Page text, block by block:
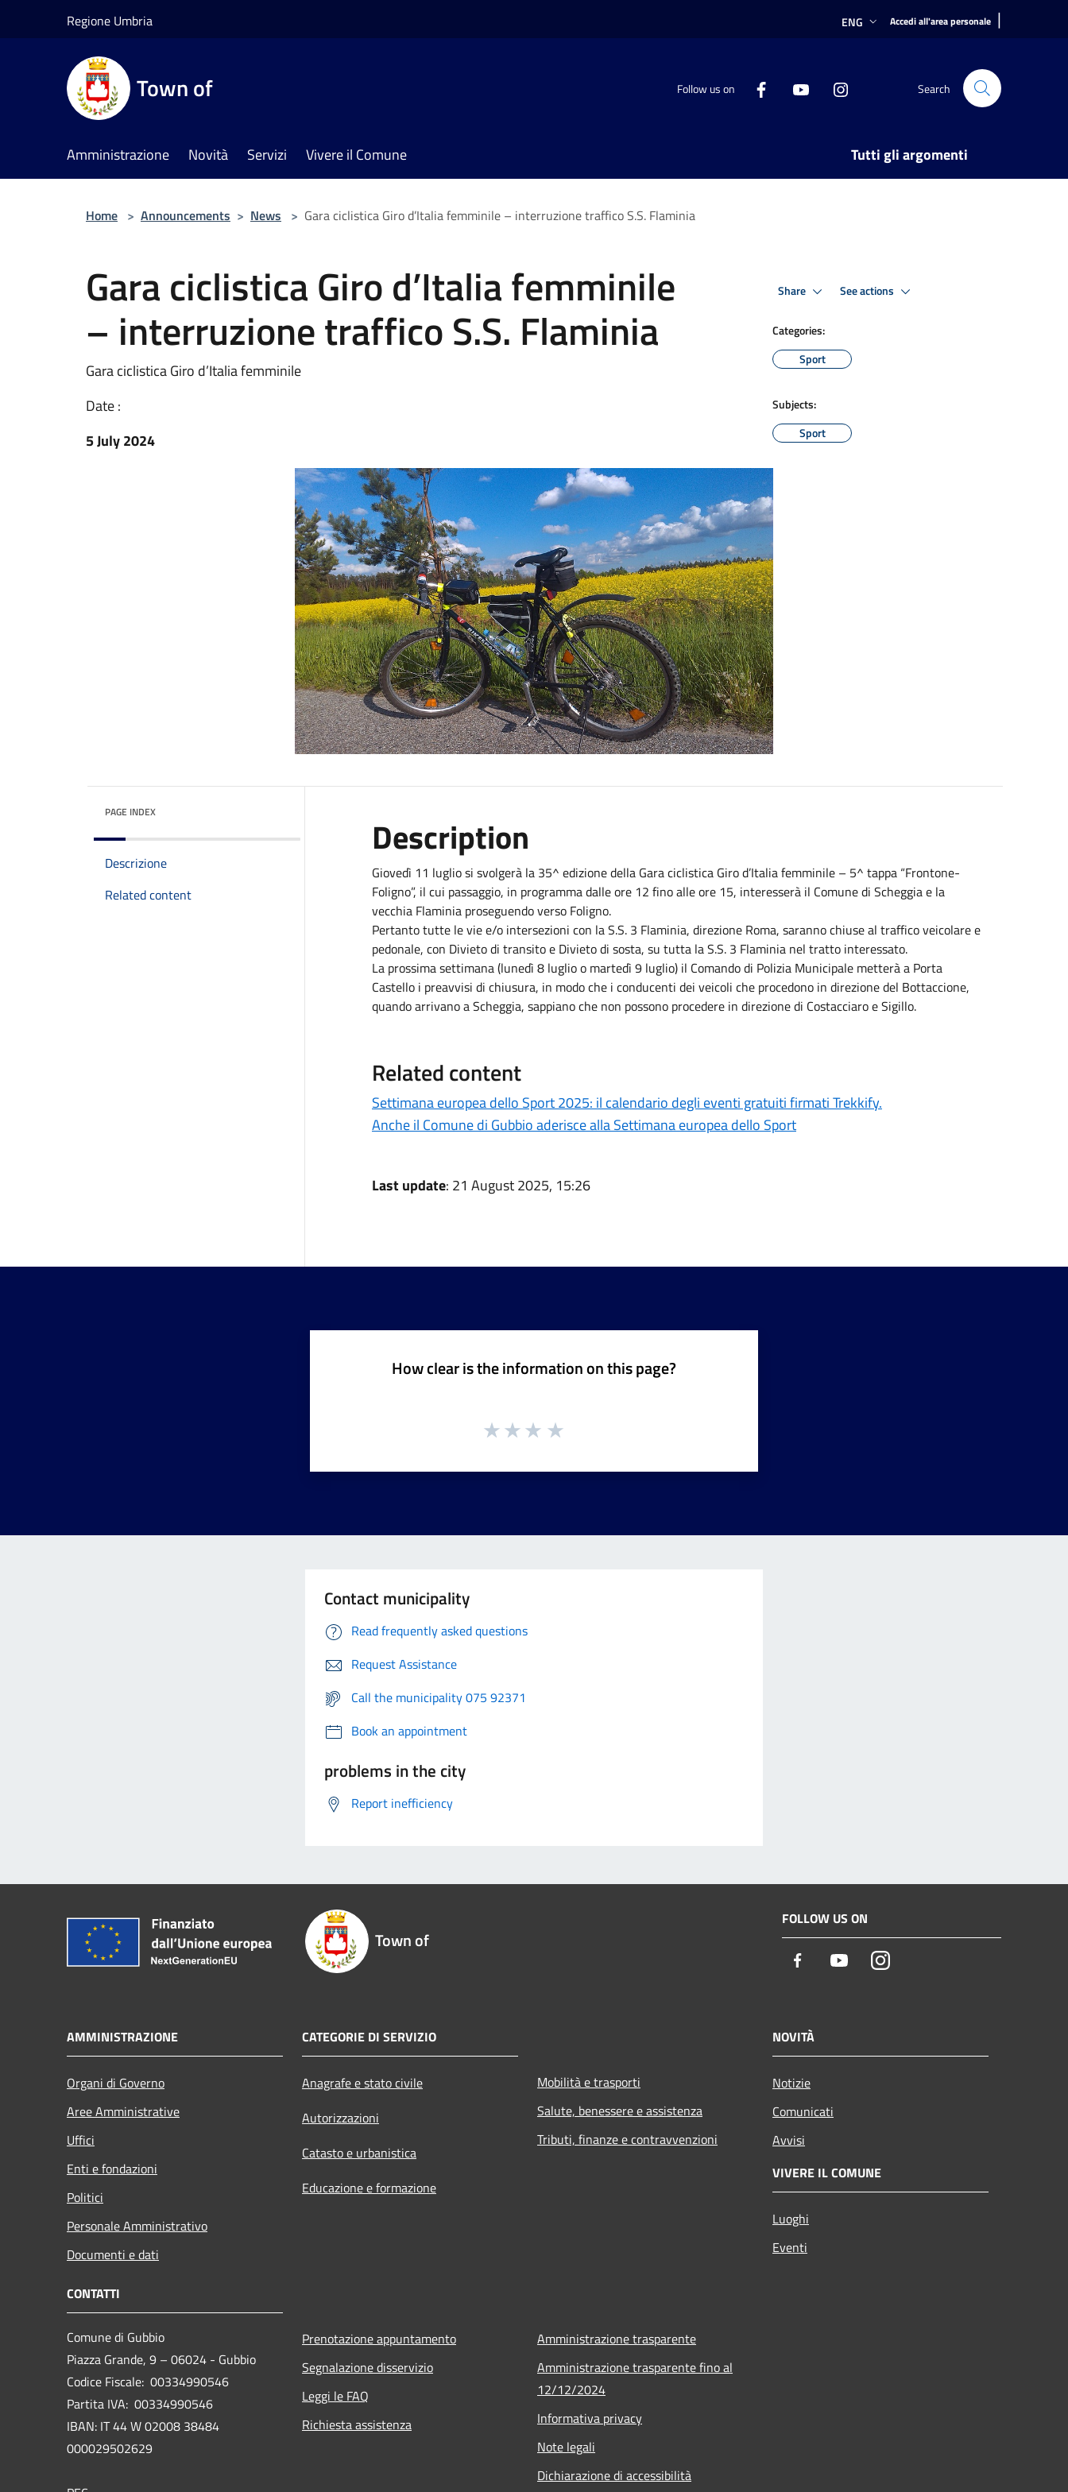
Regione Umbria ENG Accedi all'area personale |
Town of Follow us on Search
Amministrazione Novità Servizi Vivere il Comune Tutti gli argomenti
Home > Announcements > News > Gara ciclistica Giro d’Italia femminile – interruzione traffico S.S. Flaminia
Gara ciclistica Giro d’Italia femminile
– interruzione traffico S.S. Flaminia
Gara ciclistica Giro d’Italia femminile
Date :
5 July 2024
Share See actions
Categories:
Sport
Subjects:
Sport
PAGE INDEX
Descrizione
Related content
Description
Giovedì 11 luglio si svolgerà la 35^ edizione della Gara ciclistica Giro d’Italia femminile – 5^ tappa “Frontone-
Foligno”, il cui passaggio, in programma dalle ore 12 fino alle ore 15, interesserà il Comune di Scheggia e la
vecchia Flaminia proseguendo verso Foligno.
Pertanto tutte le vie e/o intersezioni con la S.S. 3 Flaminia, direzione Roma, saranno chiuse al traffico veicolare e
pedonale, con Divieto di transito e Divieto di sosta, su tutta la S.S. 3 Flaminia nel tratto interessato.
La prossima settimana (lunedì 8 luglio o martedì 9 luglio) il Comando di Polizia Municipale metterà a Porta
Castello i preavvisi di chiusura, in modo che i conducenti dei veicoli che procedono in direzione del Bottaccione,
quando arrivano a Scheggia, sappiano che non possono procedere in direzione di Costacciaro e Sigillo.
Related content
Settimana europea dello Sport 2025: il calendario degli eventi gratuiti firmati Trekkify.
Anche il Comune di Gubbio aderisce alla Settimana europea dello Sport
Last update: 21 August 2025, 15:26
How clear is the information on this page?
Contact municipality
Read frequently asked questions
Request Assistance
Call the municipality 075 92371
Book an appointment
problems in the city
Report inefficiency
Town of
FOLLOW US ON
Facebook YoutubeInstagram
AMMINISTRAZIONE
Organi di Governo
Aree Amministrative
Uffici
Enti e fondazioni
Politici
Personale Amministrativo
Documenti e dati
CATEGORIE DI SERVIZIO
Anagrafe e stato civile
Autorizzazioni
Catasto e urbanistica
Educazione e formazione
Mobilità e trasporti
Salute, benessere e assistenza
Tributi, finanze e contravvenzioni
NOVITÀ
Notizie
Comunicati
Avvisi
VIVERE IL COMUNE
Luoghi
Eventi
CONTATTI
Comune di Gubbio
Piazza Grande, 9 – 06024 - Gubbio
Codice Fiscale: 00334990546
Partita IVA: 00334990546
IBAN: IT 44 W 02008 38484
000029502629
Prenotazione appuntamento
Segnalazione disservizio
Leggi le FAQ
Richiesta assistenza
Amministrazione trasparente
Amministrazione trasparente fino al
12/12/2024
Informativa privacy
Note legali
Dichiarazione di accessibilità